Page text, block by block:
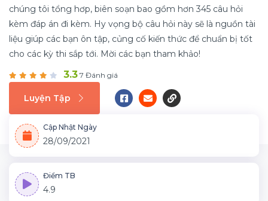
chúng tôi tổng hơp, biên soạn bao gồm hơn 345 câu hỏi
kèm đáp án đi kèm. Hy vọng bộ câu hỏi này sẽ là nguồn tài
liệu giúp các bạn ôn tập, củng cố kiến thức để chuẩn bị tốt
cho các kỳ thi sắp tới. Mời các bạn tham khảo!
3.3 7 Đánh giá
Luyện Tập
Cập Nhật Ngày
28/09/2021
Điểm TB
4.9